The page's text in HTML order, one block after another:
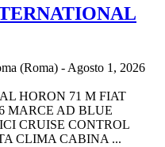
(Roma) -Agosto 1, 2026
HORON 71 M FIAT
MARCE AD BLUE
CRUISE CONTROL
CLIMA CABINA ...